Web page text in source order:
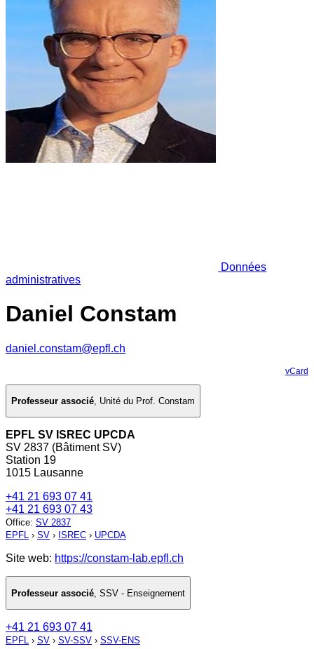
Données
administratives
Daniel Constam
daniel.constam@epfl.ch
vCard
Professeur associé, Unité du Prof. Constam
EPFL SV ISREC UPCDA
SV 2837 (Bâtiment SV)
Station 19
1015 Lausanne
+41 21 693 07 41
+41 21 693 07 43
Office: SV 2837
EPFL › SV › ISREC › UPCDA
Site web: https://constam-lab.epfl.ch
Professeur associé SSV - Enseignement
+41 21 693 07 41
EPFL › SV › SV-SSV › SSV-ENS